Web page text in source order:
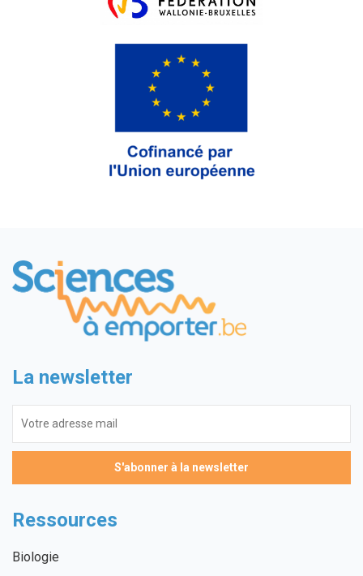
La newsletter
Ressources
Biologie